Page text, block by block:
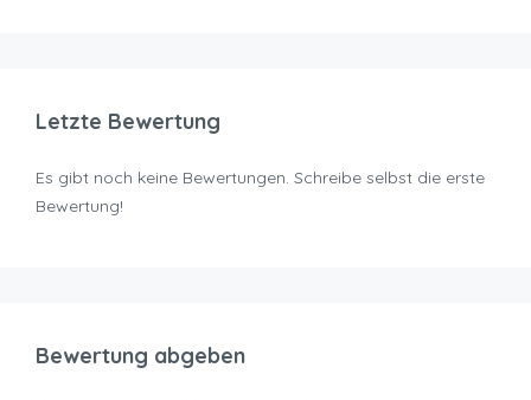
Letzte Bewertung
Es gibt noch keine Bewertungen. Schreibe selbst die erste
Bewertung!
Bewertung abgeben